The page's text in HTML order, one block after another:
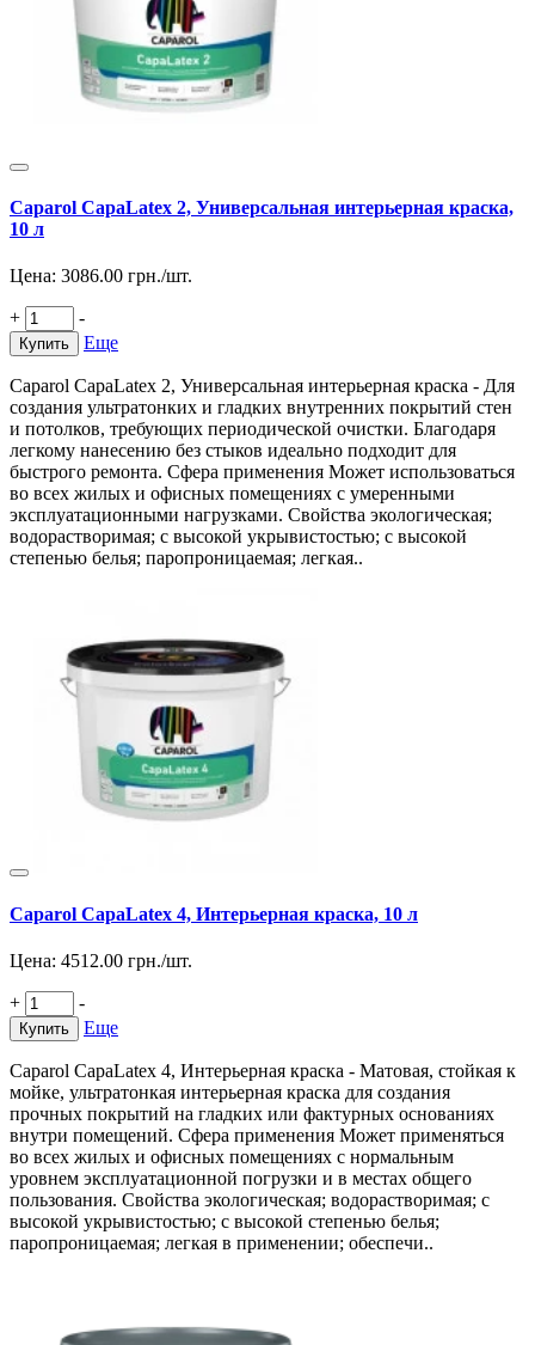
Caparol CapaLatex 2, Универсальная интерьерная краска,
10 л
Цена: 3086.00 грн./шт.
+ -
Купить Еще
Caparol CapaLatex 2, Универсальная интерьерная краска - Для
создания ультратонких и гладких внутренних покрытий стен
и потолков, требующих периодической очистки. Благодаря
легкому нанесению без стыков идеально подходит для
быстрого ремонта. Сфера применения Может использоваться
во всех жилых и офисных помещениях с умеренными
эксплуатационными нагрузками. Свойства экологическая;
водорастворимая; с высокой укрывистостью; с высокой
степенью белья; паропроницаемая; легкая..
Caparol CapaLatex 4, Интерьерная краска, 10 л
Цена: 4512.00 грн./шт.
+ -
Купить Еще
Caparol CapaLatex 4, Интерьерная краска - Матовая, стойкая к
мойке, ультратонкая интерьерная краска для создания
прочных покрытий на гладких или фактурных основаниях
внутри помещений. Сфера применения Может применяться
во всех жилых и офисных помещениях с нормальным
уровнем эксплуатационной погрузки и в местах общего
пользования. Свойства экологическая; водорастворимая; с
высокой укрывистостью; с высокой степенью белья;
паропроницаемая; легкая в применении; обеспечи..